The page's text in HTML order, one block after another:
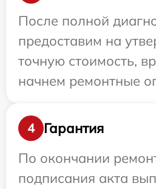
После полной
предоставим на
точную стоимость,
начнем ремонтные
4
Гарантия
По окончании
подписания акта